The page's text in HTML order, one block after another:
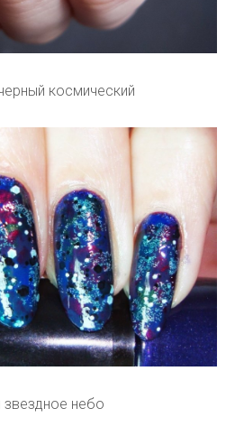
космический
звездное небо